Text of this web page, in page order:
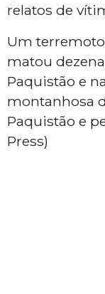
relatos de
Um
matou
Paquistão e
montanhosa
Paquistão e
Press)